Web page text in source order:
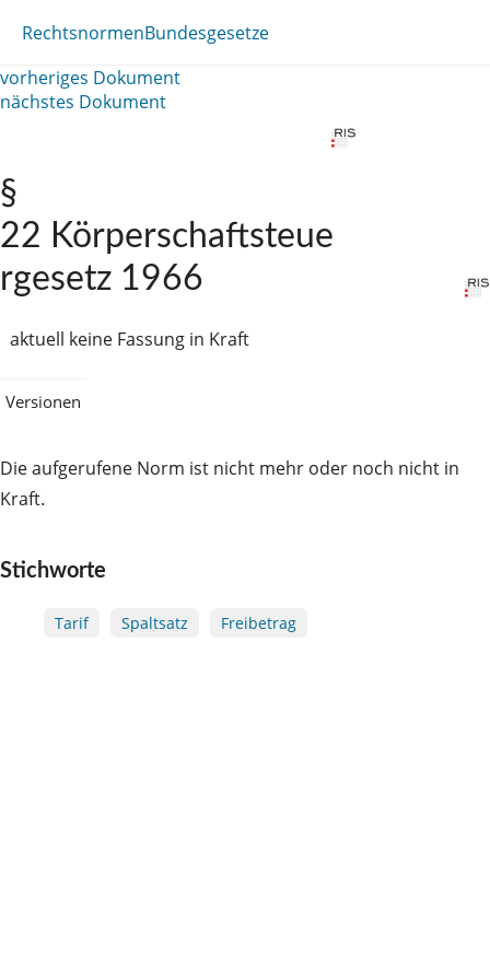
RechtsnormenBundesgesetze
vorheriges Dokument
nächstes Dokument
§
22 Körperschaftsteue
rgesetz 1966
aktuell keine Fassung in Kraft
Versionen
Die aufgerufene Norm ist nicht mehr oder noch nicht in
Kraft.
Stichworte
Tarif Spaltsatz Freibetrag